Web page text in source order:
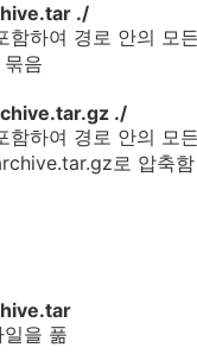
./
함하여 경로 안의 모
음
./
함하여 경로 안의 모
로 압축함
을 풂